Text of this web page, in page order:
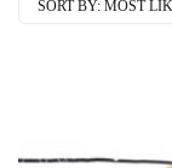
SORT BY: MOST